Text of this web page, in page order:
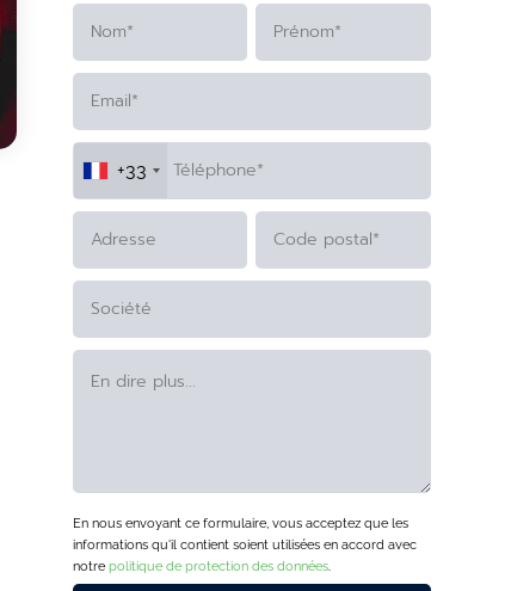
+33
En nous envoyant ce formulaire, vous acceptez que les
informations qu'il contient soient utilisées en accord avec
notre politique de protection des données.
ALTERNATIVE: